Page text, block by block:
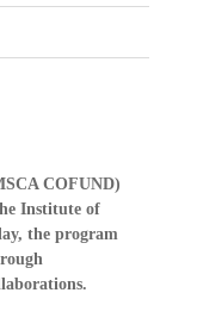
COFUND)
Institute of
the program